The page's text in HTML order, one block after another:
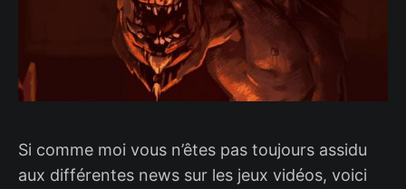
Si comme moi vous n’êtes pas toujours assidu
aux différentes news sur les jeux vidéos, voici